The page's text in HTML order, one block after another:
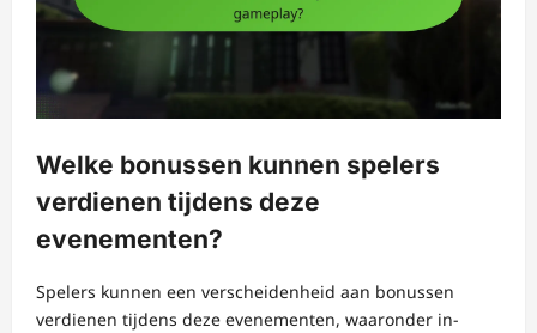
Welke bonussen kunnen spelers
verdienen tijdens deze
evenementen?
Spelers kunnen een verscheidenheid aan bonussen
verdienen tijdens deze evenementen, waaronder in-